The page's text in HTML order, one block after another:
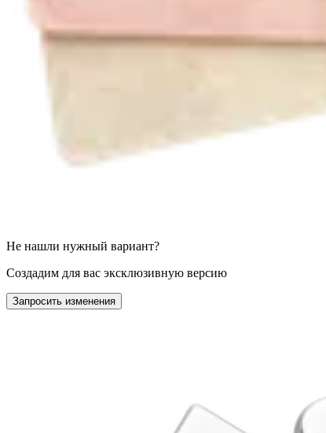
Не нашли нужный вариант?
Создадим для вас эксклюзивную версию
Запросить изменения